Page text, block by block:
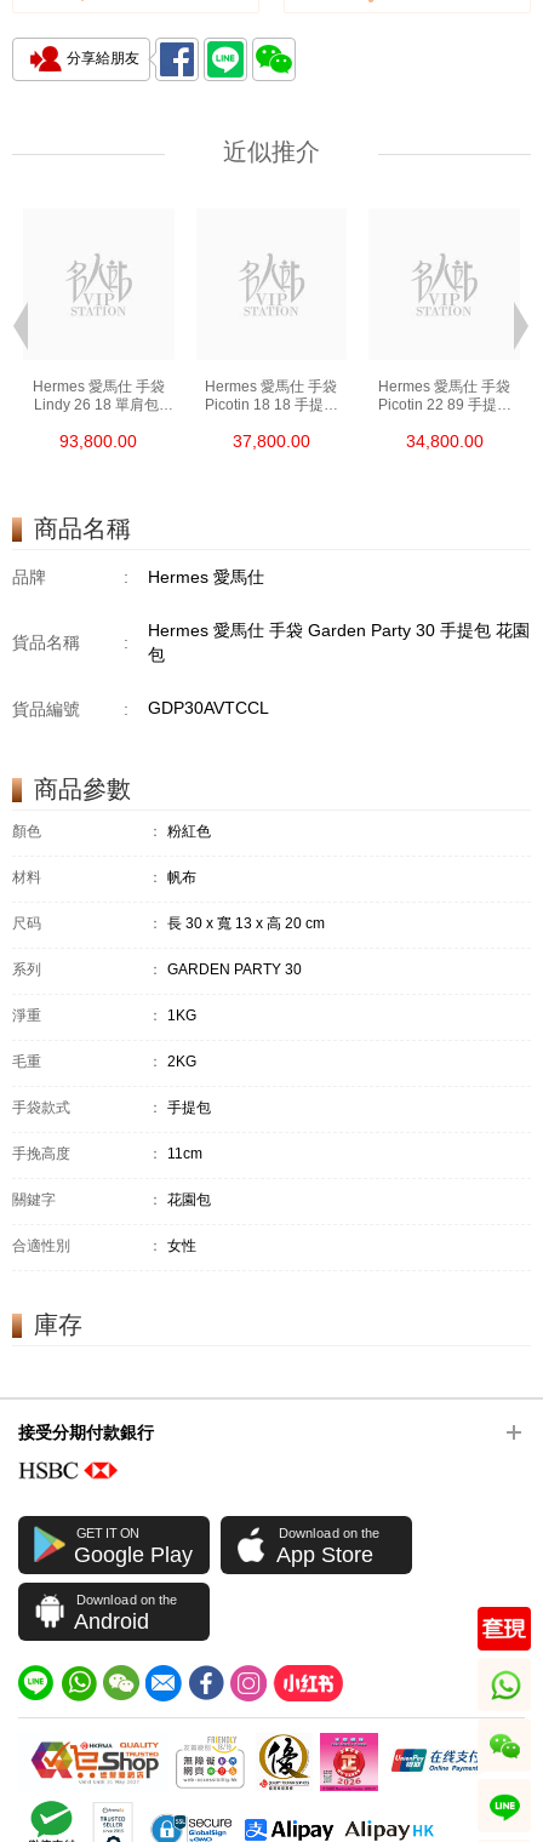
分享給朋友
近似推介
Hermes 愛馬仕 手袋
Lindy 26 18 單肩包/
93,800.00
Hermes 愛馬仕 手袋
Picotin 18 18 手提包
37,800.00
Hermes 愛馬仕 手袋
Picotin 22 89 手提包
34,800.00
商品名稱
品牌 : Hermes 愛馬仕
貨品名稱 :
Hermes 愛馬仕 手袋 Garden Party 30 手提包 花園
包
貨品編號 : GDP30AVTCCL
商品參數
顏色 ： 粉紅色
材料 ： 帆布
尺码 ： 長 30 x 寬 13 x 高 20 cm
系列 ： GARDEN PARTY 30
淨重 ： 1KG
毛重 ： 2KG
手袋款式 ： 手提包
手挽高度 ： 11cm
關鍵字 ： 花園包
合適性別 ： 女性
庫存
接受分期付款銀行
GET IT ON
Google Play
Download on the
App Store
Download on the
Android
whatsapp